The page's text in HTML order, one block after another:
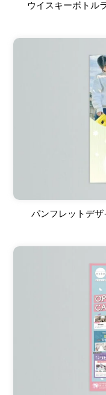
ウイスキーボトル
パンフレットデ